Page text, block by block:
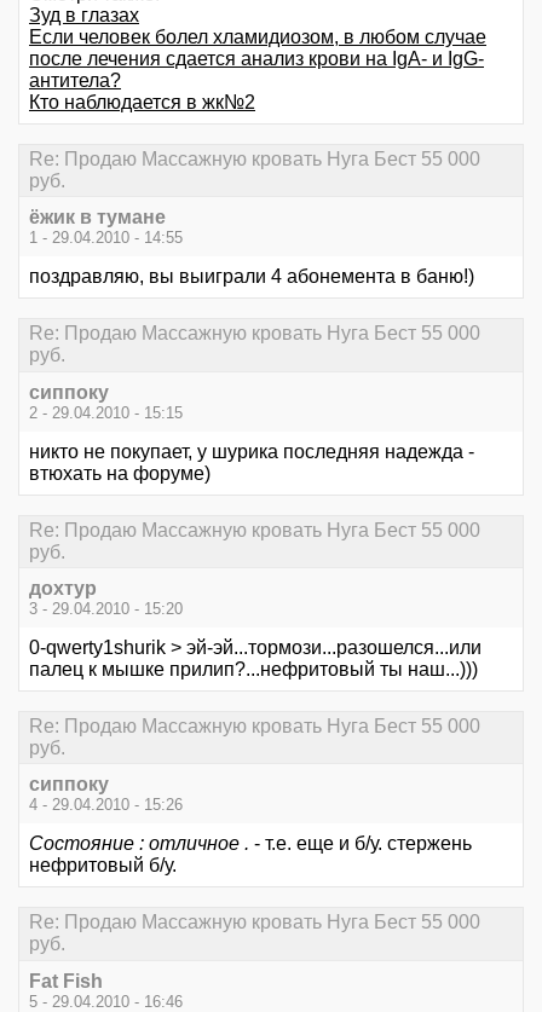
Зуд в глазах
Если человек болел хламидиозом, в любом случае
после лечения сдается анализ крови на IgA- и IgG-
антитела?
Кто наблюдается в жк№2
Re: Продаю Массажную кровать Нуга Бест 55 000
руб.
ёжик в тумане
1 - 29.04.2010 - 14:55
поздравляю, вы выиграли 4 абонемента в баню!)
Re: Продаю Массажную кровать Нуга Бест 55 000
руб.
сиппоку
2 - 29.04.2010 - 15:15
никто не покупает, у шурика последняя надежда -
втюхать на форуме)
Re: Продаю Массажную кровать Нуга Бест 55 000
руб.
дохтур
3 - 29.04.2010 - 15:20
0-qwerty1shurik > эй-эй...тормози...разошелся...или
палец к мышке прилип?...нефритовый ты наш...)))
Re: Продаю Массажную кровать Нуга Бест 55 000
руб.
сиппоку
4 - 29.04.2010 - 15:26
Состояние : отличное . - т.е. еще и б/у. стержень
нефритовый б/у.
Re: Продаю Массажную кровать Нуга Бест 55 000
руб.
Fat Fish
5 - 29.04.2010 - 16:46